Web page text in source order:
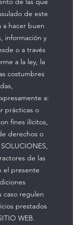
de este
hacer buen
información y
o a través
a la ley, la
costumbres
a:
prácticas o
fines ilícitos,
derechos o
de las
el presente
caso regulen
prestados
WEB.